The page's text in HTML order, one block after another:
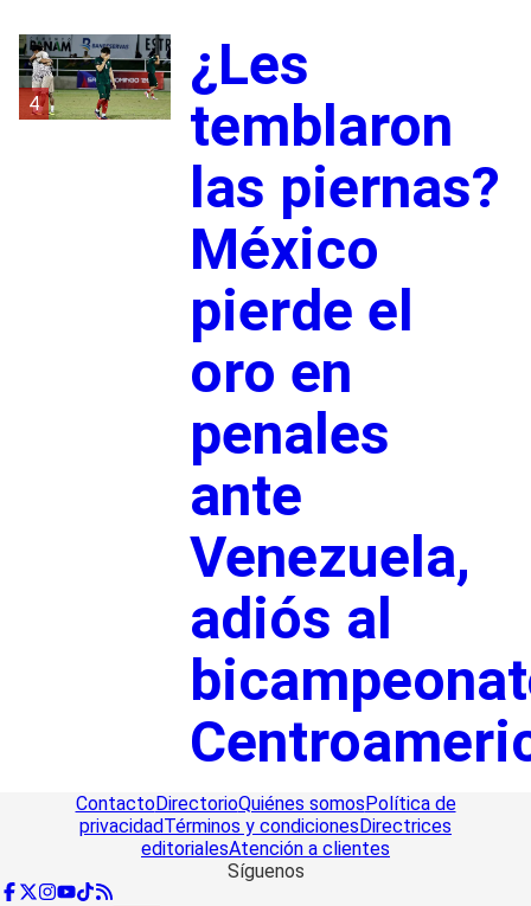
4
¿Les
temblaron
las piernas?
México
pierde el
oro en
penales
ante
Venezuela,
adiós al
ContactoDirectorioQuiénes somosPolítica de
privacidadTérminos y condicionesDirectrices
editorialesAtención a clientes
Síguenos